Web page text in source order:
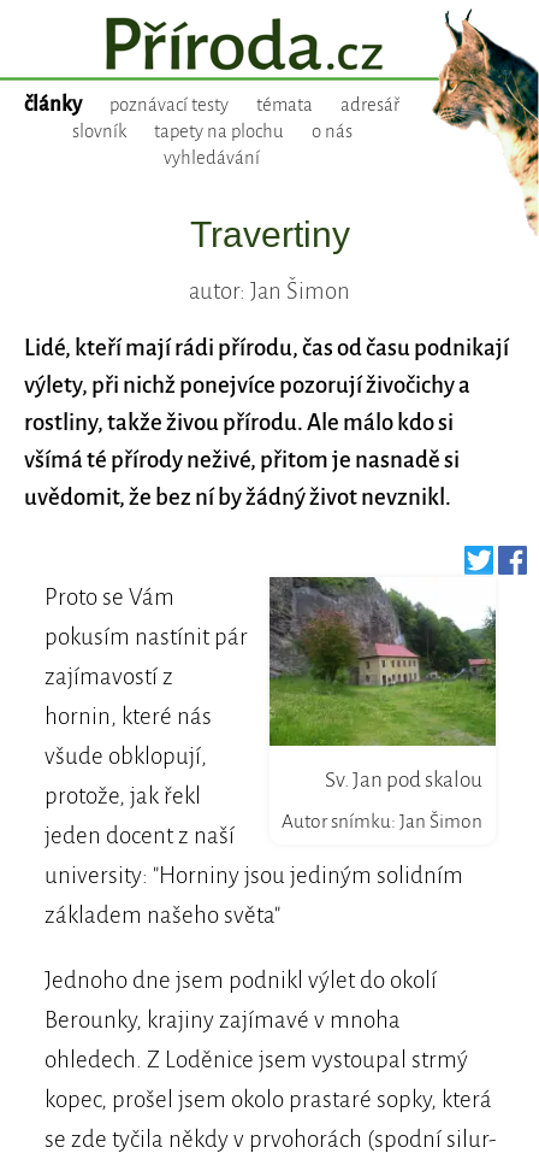
články poznávací testy témata
adresář
slovník
tapety na plochu
o nás
vyhledávání
Travertiny
autor: Jan Šimon
Lidé, kteří mají rádi přírodu, čas od času podnikají
výlety, při nichž ponejvíce pozorují živočichy a
rostliny, takže živou přírodu. Ale málo kdo si
všímá té přírody neživé, přitom je nasnadě si
uvědomit, že bez ní by žádný život nevznikl.
Sv. Jan pod skalou
Autor snímku: Jan Šimon
Proto se Vám
pokusím nastínit pár
zajímavostí z
hornin, které nás
všude obklopují,
protože, jak řekl
jeden docent z naší
university: "Horniny jsou jediným solidním
základem našeho světa"
Jednoho dne jsem podnikl výlet do okolí
Berounky, krajiny zajímavé v mnoha
ohledech. Z Loděnice jsem vystoupal strmý
kopec, prošel jsem okolo prastaré sopky, která
se zde tyčila někdy v prvohorách (spodní silur-